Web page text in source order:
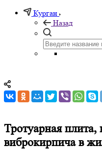
Курган
Назад
Тротуарная
виброкирпича в